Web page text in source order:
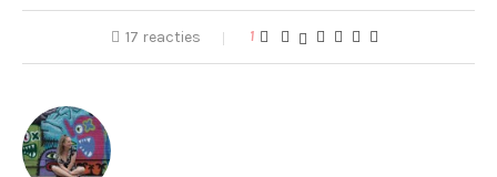
17 reacties 1